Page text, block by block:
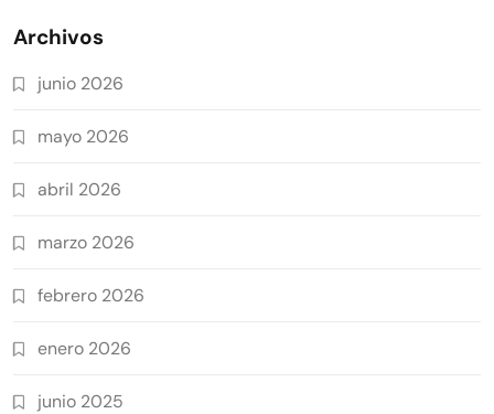
Archivos
junio 2026
mayo 2026
abril 2026
marzo 2026
febrero 2026
enero 2026
junio 2025